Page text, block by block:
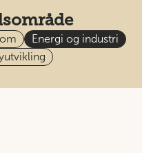
Energi og industri